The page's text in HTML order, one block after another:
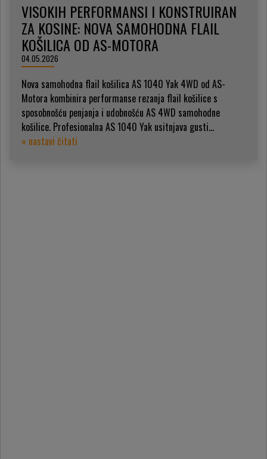
VISOKIH PERFORMANSI I KONSTRUIRAN
ZA KOSINE: NOVA SAMOHODNA FLAIL
KOŠILICA OD AS-MOTORA
04.05.2026
Nova samohodna flail košilica AS 1040 Yak 4WD od AS-
Motora kombinira performanse rezanja flail košilice s
sposobnošću penjanja i udobnošću AS 4WD samohodne
košilice. Profesionalna AS 1040 Yak usitnjava gusti...
» nastavi čitati